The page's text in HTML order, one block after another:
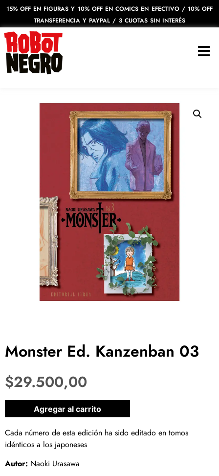
15% OFF EN FIGURAS Y 10% OFF EN COMICS EN EFECTIVO / 10% OFF
TRANSFERENCIA Y PAYPAL / 3 CUOTAS SIN INTERÉS
Monster Ed. Kanzenban 03
$29.500,00
1 disponibles
Agregar al carrito
Cada número de esta edición ha sido editado en tomos
idénticos a los japoneses
Autor: Naoki Urasawa